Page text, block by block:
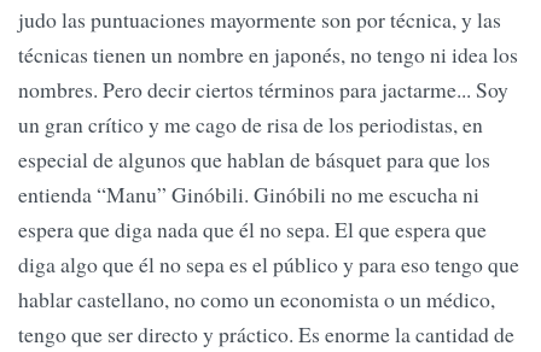
judo las puntuaciones mayormente son por técnica, y las
técnicas tienen un nombre en japonés, no tengo ni idea los
nombres. Pero decir ciertos términos para jactarme... Soy
un gran crítico y me cago de risa de los periodistas, en
especial de algunos que hablan de básquet para que los
entienda “Manu” Ginóbili. Ginóbili no me escucha ni
espera que diga nada que él no sepa. El que espera que
diga algo que él no sepa es el público y para eso tengo que
hablar castellano, no como un economista o un médico,
tengo que ser directo y práctico. Es enorme la cantidad de